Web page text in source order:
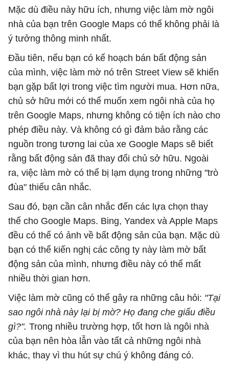
Mặc dù điều này hữu ích, nhưng việc làm mờ ngôi
nhà của bạn trên Google Maps có thể không phải là
ý tưởng thông minh nhất.
Đầu tiên, nếu bạn có kế hoạch bán bất động sản
của mình, việc làm mờ nó trên Street View sẽ khiến
bạn gặp bất lợi trong việc tìm người mua. Hơn nữa,
chủ sở hữu mới có thể muốn xem ngôi nhà của họ
trên Google Maps, nhưng không có tiện ích nào cho
phép điều này. Và không có gì đảm bảo rằng các
nguồn trong tương lai của xe Google Maps sẽ biết
rằng bất động sản đã thay đổi chủ sở hữu. Ngoài
ra, việc làm mờ có thể bị lạm dụng trong những "trò
đùa" thiếu cân nhắc.
Sau đó, bạn cần cân nhắc đến các lựa chọn thay
thế cho Google Maps. Bing, Yandex và Apple Maps
đều có thể có ảnh về bất động sản của bạn. Mặc dù
bạn có thể kiến ​​nghị các công ty này làm mờ bất
động sản của mình, nhưng điều này có thể mất
nhiều thời gian hơn.
Việc làm mờ cũng có thể gây ra những câu hỏi: "Tại
sao ngôi nhà này lại bị mờ? Họ đang che giấu điều
gì?". Trong nhiều trường hợp, tốt hơn là ngôi nhà
của bạn nên hòa lẫn vào tất cả những ngôi nhà
khác, thay vì thu hút sự chú ý không đáng có.